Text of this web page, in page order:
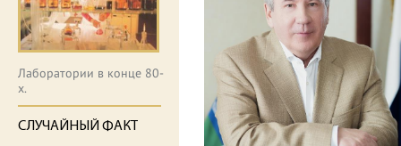
Лаборатории в конце 80-
х.
СЛУЧАЙНЫЙ ФАКТ